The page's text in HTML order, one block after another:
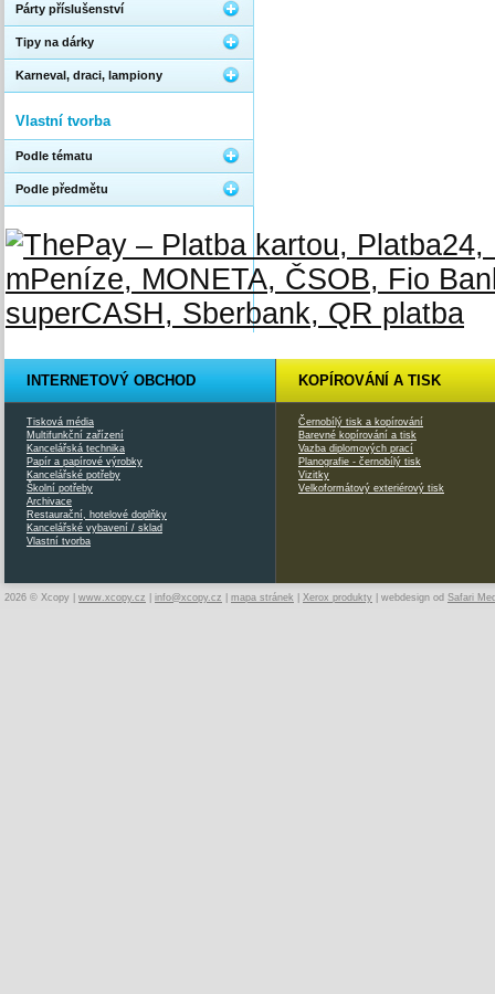
Párty příslušenství
Tipy na dárky
Karneval, draci, lampiony
Vlastní tvorba
Podle tématu
Podle předmětu
INTERNETOVÝ OBCHOD
Tisková média
Multifunkční zařízení
Kancelářská technika
Papír a papírové výrobky
Kancelářské potřeby
Školní potřeby
Archivace
Restaurační, hotelové doplňky
Kancelářské vybavení / sklad
Vlastní tvorba
KOPÍROVÁNÍ A TISK
Černobílý tisk a kopírování
Barevné kopírování a tisk
Vazba diplomových prací
Planografie - černobílý tisk
Vizitky
Velkoformátový exteriérový tisk
2026 © Xcopy | www.xcopy.cz info@xcopy.cz mapa stránek Xerox produkty | webdesign od Safari